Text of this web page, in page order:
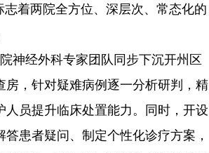
着两院全方位、深层次、常态化的
神经外科专家团队同步下沉开州区
，针对疑难病例逐一分析研判，精
员提升临床处置能力。同时，开设
患者疑问、制定个性化诊疗方案，